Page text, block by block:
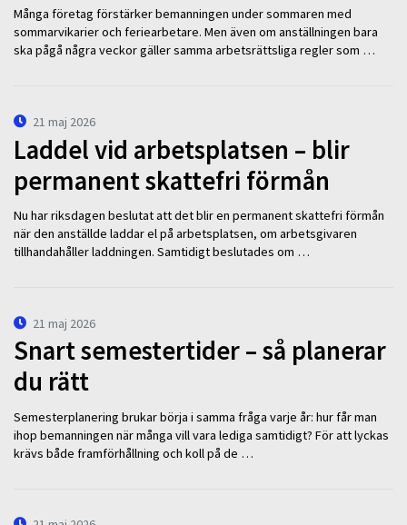
Många företag förstärker bemanningen under sommaren med
sommarvikarier och feriearbetare. Men även om anställningen bara
ska pågå några veckor gäller samma arbetsrättsliga regler som …
21 maj 2026
Laddel vid arbetsplatsen – blir
permanent skattefri förmån
Nu har riksdagen beslutat att det blir en permanent skattefri förmån
när den anställde laddar el på arbetsplatsen, om arbetsgivaren
tillhandahåller laddningen. Samtidigt beslutades om …
21 maj 2026
Snart semestertider – så planerar
du rätt
Semesterplanering brukar börja i samma fråga varje år: hur får man
ihop bemanningen när många vill vara lediga samtidigt? För att lyckas
krävs både framförhållning och koll på de …